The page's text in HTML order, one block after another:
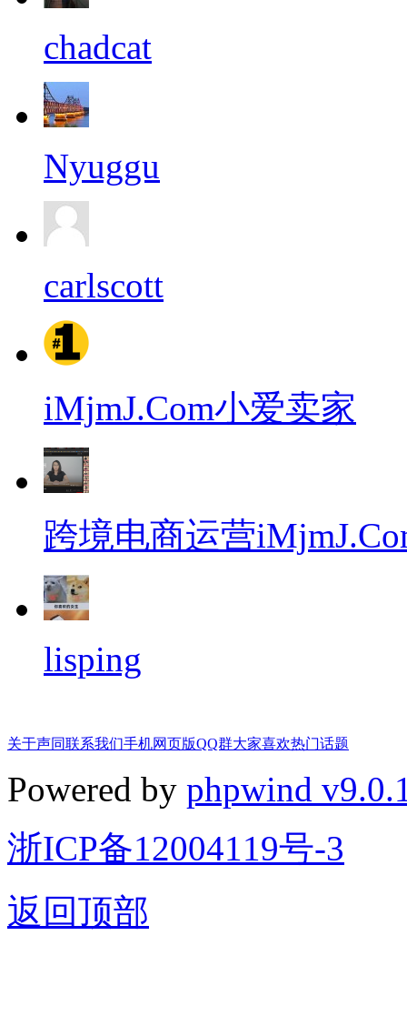
chadcat
Nyuggu
carlscott
iMjmJ.Com小爱卖家
跨境电商运营
lisping
关于声同联系我们手机网页版QQ群大家喜欢热门话题
Powered by phpwind
浙ICP备12004119号-3
返回顶部